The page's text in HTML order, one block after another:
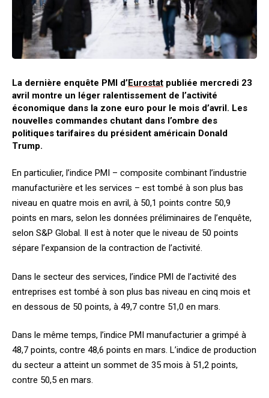
La dernière enquête PMI d’Eurostat publiée mercredi 23
avril montre un léger ralentissement de l’activité
économique dans la zone euro pour le mois d’avril. Les
nouvelles commandes chutant dans l’ombre des
politiques tarifaires du président américain Donald
Trump.
En particulier, l’indice PMI – composite combinant l’industrie
manufacturière et les services – est tombé à son plus bas
niveau en quatre mois en avril, à 50,1 points contre 50,9
points en mars, selon les données préliminaires de l’enquête,
selon S&P Global. Il est à noter que le niveau de 50 points
sépare l’expansion de la contraction de l’activité.
Dans le secteur des services, l’indice PMI de l’activité des
entreprises est tombé à son plus bas niveau en cinq mois et
en dessous de 50 points, à 49,7 contre 51,0 en mars.
Dans le même temps, l’indice PMI manufacturier a grimpé à
48,7 points, contre 48,6 points en mars. L’indice de production
du secteur a atteint un sommet de 35 mois à 51,2 points,
contre 50,5 en mars.